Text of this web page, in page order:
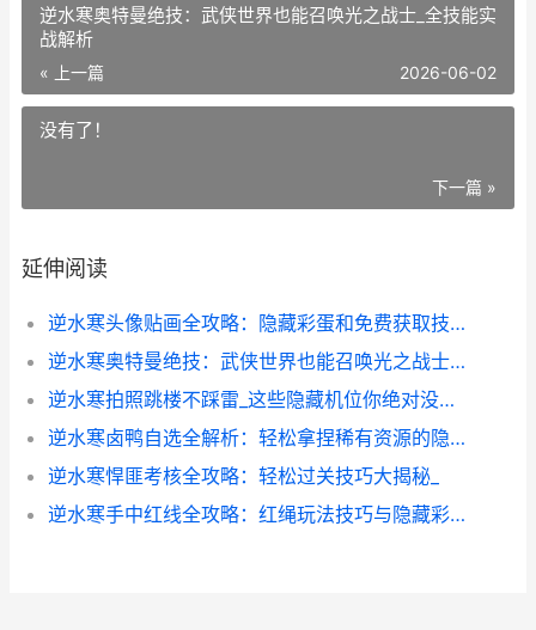
逆水寒奥特曼绝技：武侠世界也能召唤光之战士_全技能实
战解析
« 上一篇 2026-06-02
没有了！
下一篇 »
延伸阅读
逆水寒头像贴画全攻略：隐藏彩蛋和免费获取技巧
逆水寒奥特曼绝技：武侠世界也能召唤光之战士_全技能实战解析
逆水寒拍照跳楼不踩雷_这些隐藏机位你绝对没见过
逆水寒卤鸭自选全解析：轻松拿捏稀有资源的隐藏玩法
逆水寒悍匪考核全攻略：轻松过关技巧大揭秘_
逆水寒手中红线全攻略：红绳玩法技巧与隐藏彩蛋揭秘